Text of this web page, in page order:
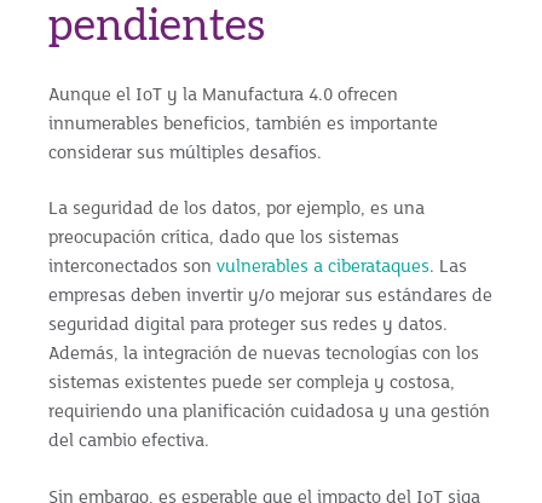
pendientes
Aunque el IoT y la Manufactura 4.0 ofrecen
innumerables beneficios, también es importante
considerar sus múltiples desafíos.
La seguridad de los datos, por ejemplo, es una
preocupación crítica, dado que los sistemas
interconectados son vulnerables a ciberataques. Las
empresas deben invertir y/o mejorar sus estándares de
seguridad digital para proteger sus redes y datos.
Además, la integración de nuevas tecnologías con los
sistemas existentes puede ser compleja y costosa,
requiriendo una planificación cuidadosa y una gestión
del cambio efectiva.
Sin embargo, es esperable que el impacto del IoT siga